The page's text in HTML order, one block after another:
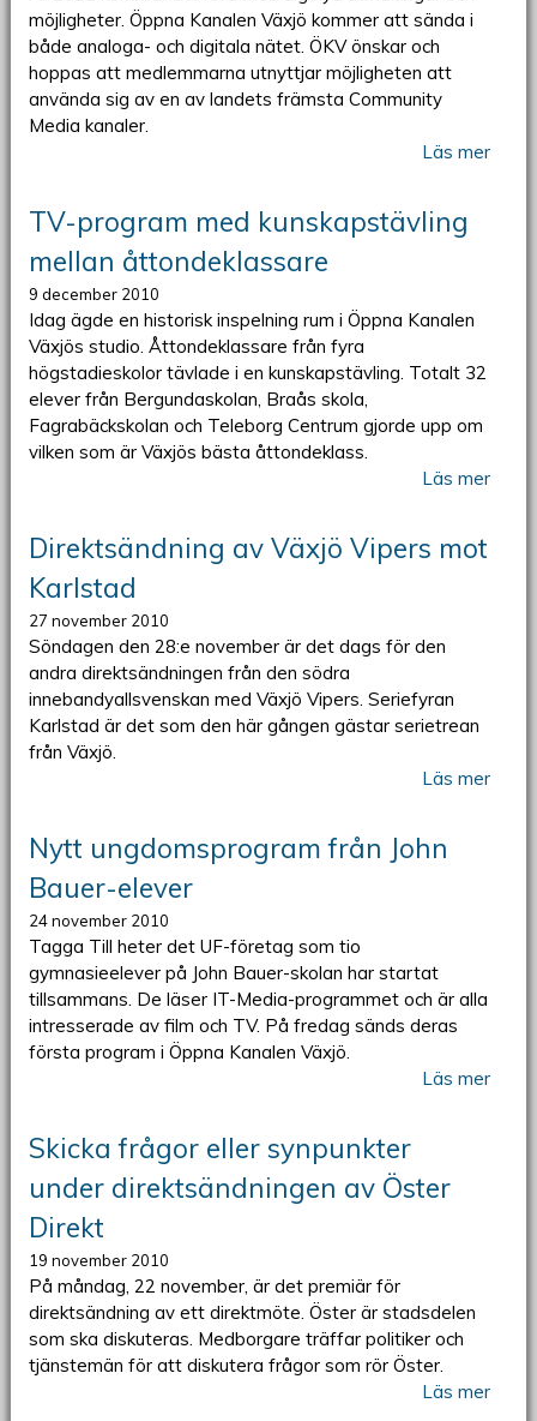
möjligheter. Öppna Kanalen Växjö kommer att sända i
både analoga- och digitala nätet. ÖKV önskar och
hoppas att medlemmarna utnyttjar möjligheten att
använda sig av en av landets främsta Community
Media kanaler.
Läs mer
TV-program med kunskapstävling
mellan åttondeklassare
9 december 2010
Idag ägde en historisk inspelning rum i Öppna Kanalen
Växjös studio. Åttondeklassare från fyra
högstadieskolor tävlade i en kunskapstävling. Totalt 32
elever från Bergundaskolan, Braås skola,
Fagrabäckskolan och Teleborg Centrum gjorde upp om
vilken som är Växjös bästa åttondeklass.
Läs mer
Direktsändning av Växjö Vipers mot
Karlstad
27 november 2010
Söndagen den 28:e november är det dags för den
andra direktsändningen från den södra
innebandyallsvenskan med Växjö Vipers. Seriefyran
Karlstad är det som den här gången gästar serietrean
från Växjö.
Läs mer
Nytt ungdomsprogram från John
Bauer-elever
24 november 2010
Tagga Till heter det UF-företag som tio
gymnasieelever på John Bauer-skolan har startat
tillsammans. De läser IT-Media-programmet och är alla
intresserade av film och TV. På fredag sänds deras
första program i Öppna Kanalen Växjö.
Läs mer
Skicka frågor eller synpunkter
under direktsändningen av Öster
Direkt
19 november 2010
På måndag, 22 november, är det premiär för
direktsändning av ett direktmöte. Öster är stadsdelen
som ska diskuteras. Medborgare träffar politiker och
tjänstemän för att diskutera frågor som rör Öster.
Läs mer